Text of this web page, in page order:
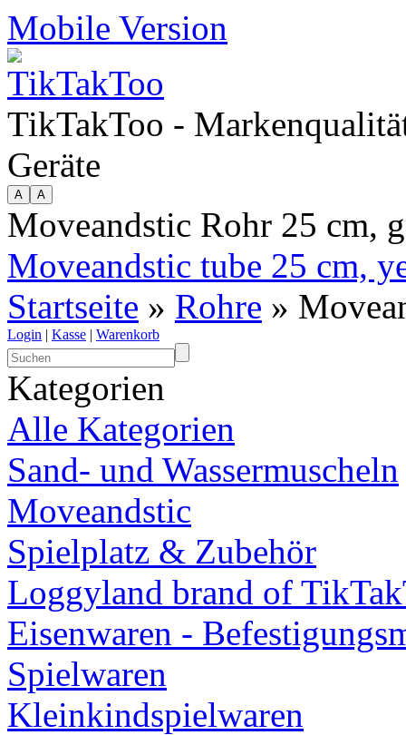
Mobile Version
TikTakToo -
Geräte
Moveandstic Rohr 25 cm,
Moveandstic tube 25 cm,
Startseite » Rohre »
Login | Kasse | Warenkorb
Kategorien
Alle Kategorien
Sand- und Wassermuscheln
Moveandstic
Spielplatz & Zubehör
Loggyland brand of
Eisenwaren -
Spielwaren
Kleinkindspielwaren